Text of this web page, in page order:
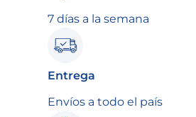
7 días a la semana
Entrega
Envíos a todo el país